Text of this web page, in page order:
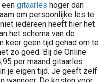
een gitaarles hoger dan
om persoonlijke les te
iedereen heeft hier het
het schema van de
keer geen tijd gehad om te
zo goed. Bij de Online
per maand gitaarles
je eigen tijd. Je geeft zelf